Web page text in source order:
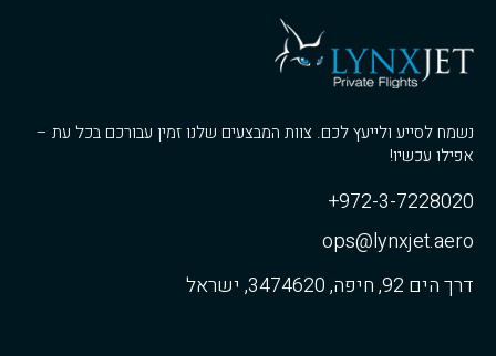
נשמח לסייע ולייעץ לכם. צוות המבצעים שלנו זמין עבורכם בכל עת –
אפילו עכשיו!
972-3-7228020+
ops@lynxjet.aero
דרך הים 92, חיפה, 3474620, ישראל